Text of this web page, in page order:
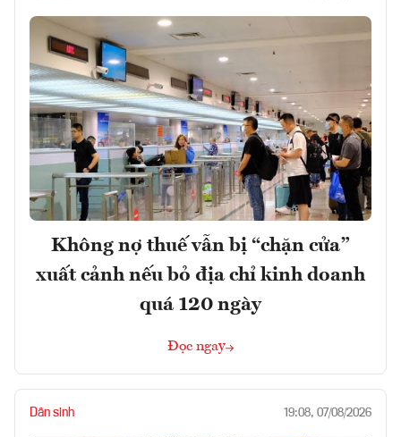
Không nợ thuế vẫn bị “chặn cửa”
xuất cảnh nếu bỏ địa chỉ kinh doanh
quá 120 ngày
Đọc ngay
Dân sinh 19:08, 07/08/2026